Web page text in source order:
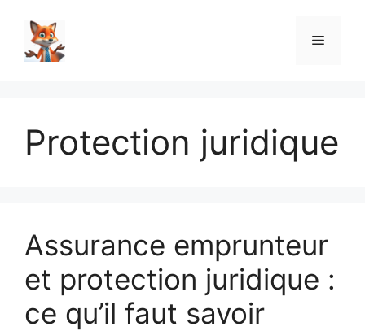
contenu
Menu
Protection juridique
Assurance emprunteur
et protection juridique :
ce qu’il faut savoir